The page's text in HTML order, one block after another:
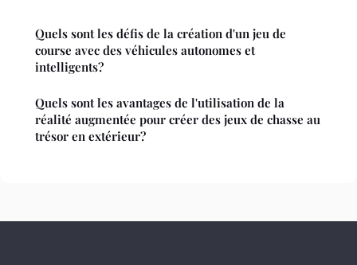
Quels sont les défis de la création d'un jeu de
course avec des véhicules autonomes et
intelligents?
Quels sont les avantages de l'utilisation de la
réalité augmentée pour créer des jeux de chasse au
trésor en extérieur?